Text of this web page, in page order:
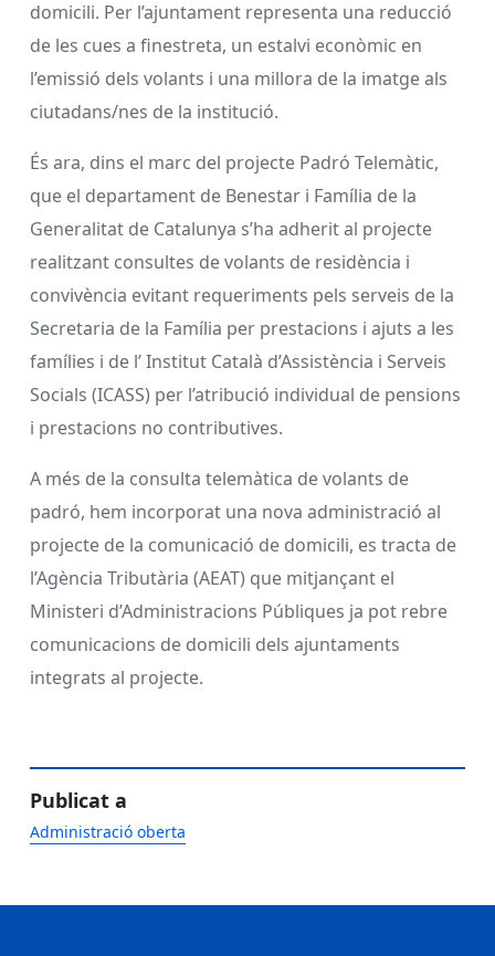
domicili. Per l’ajuntament representa una reducció
de les cues a finestreta, un estalvi econòmic en
l’emissió dels volants i una millora de la imatge als
ciutadans/nes de la institució.
És ara, dins el marc del projecte Padró Telemàtic,
que el departament de Benestar i Família de la
Generalitat de Catalunya s’ha adherit al projecte
realitzant consultes de volants de residència i
convivència evitant requeriments pels serveis de la
Secretaria de la Família per prestacions i ajuts a les
famílies i de l’ Institut Català d’Assistència i Serveis
Socials (ICASS) per l’atribució individual de pensions
i prestacions no contributives.
A més de la consulta telemàtica de volants de
padró, hem incorporat una nova administració al
projecte de la comunicació de domicili, es tracta de
l’Agència Tributària (AEAT) que mitjançant el
Ministeri d’Administracions Públiques ja pot rebre
comunicacions de domicili dels ajuntaments
integrats al projecte.
Publicat a
Administració oberta